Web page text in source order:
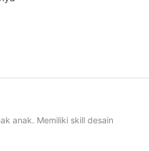
anak. Memiliki skill desain